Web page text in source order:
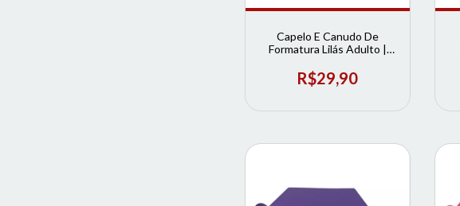
Capelo E Canudo De
Formatura Lilás Adulto |
R$29,90